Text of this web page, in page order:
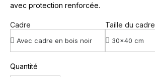
avec protection renforcée.
Cadre Taille du cadre
Quantité